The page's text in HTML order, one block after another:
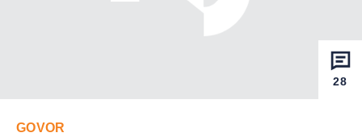
28
GOVOR